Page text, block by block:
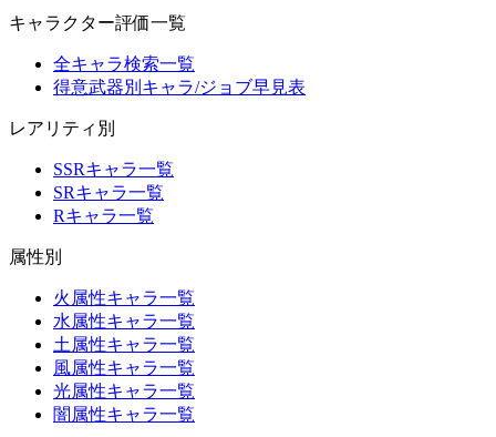
キャラクター評価一覧
全キャラ検索一覧
得意武器別キャラ/ジョブ早見表
レアリティ別
SSRキャラ一覧
SRキャラ一覧
Rキャラ一覧
属性別
火属性キャラ一覧
水属性キャラ一覧
土属性キャラ一覧
風属性キャラ一覧
光属性キャラ一覧
闇属性キャラ一覧